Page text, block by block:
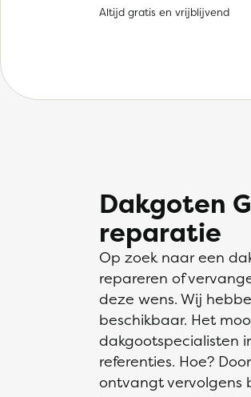
Altijd gratis en vrijblijvend
Dakgoten
reparatie
Op zoek naar een
repareren of
deze wens. Wij
beschikbaar. Het
dakgootspecialisten
referenties. Hoe?
ontvangt vervolgens